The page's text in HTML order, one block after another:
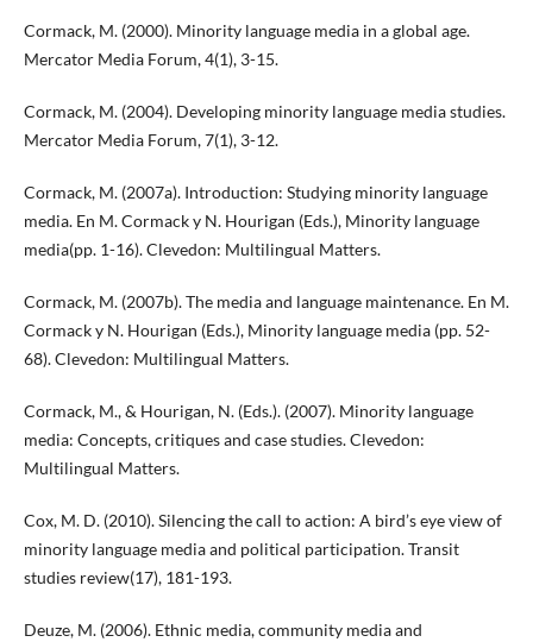
Cormack, M. (2000). Minority language media in a global age.
Mercator Media Forum, 4(1), 3-15.
Cormack, M. (2004). Developing minority language media studies.
Mercator Media Forum, 7(1), 3-12.
Cormack, M. (2007a). Introduction: Studying minority language
media. En M. Cormack y N. Hourigan (Eds.), Minority language
media(pp. 1-16). Clevedon: Multilingual Matters.
Cormack, M. (2007b). The media and language maintenance. En M.
Cormack y N. Hourigan (Eds.), Minority language media (pp. 52-
68). Clevedon: Multilingual Matters.
Cormack, M., & Hourigan, N. (Eds.). (2007). Minority language
media: Concepts, critiques and case studies. Clevedon:
Multilingual Matters.
Cox, M. D. (2010). Silencing the call to action: A bird’s eye view of
minority language media and political participation. Transit
studies review(17), 181-193.
Deuze, M. (2006). Ethnic media, community media and